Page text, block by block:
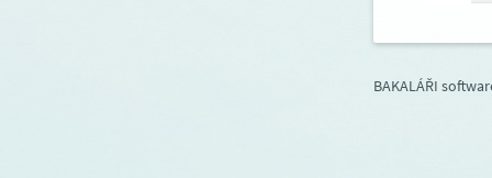
BAKALÁŘI